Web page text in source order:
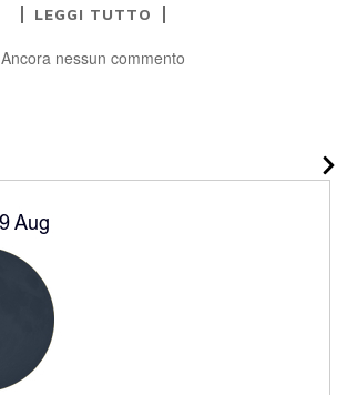
LEGGI TUTTO
Ancora nessun commento